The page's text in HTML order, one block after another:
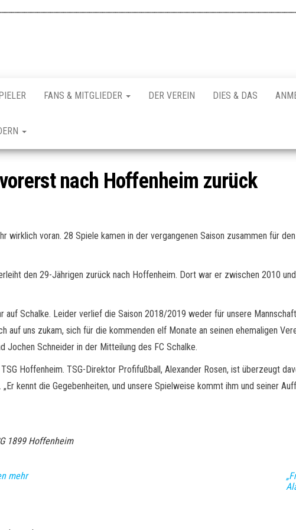
FANS & MITGLIEDER DER VEREIN DIES & DAS
nach Hoffenheim zurück
wirklich voran. 28 Spiele kamen in der vergangenen Saison zusammen für
den 29-Jährigen zurück nach Hoffenheim. Dort war er zwischen 2010
auf Schalke. Leider verlief die Saison 2018/2019 weder für unsere
auf uns zukam, sich für die kommenden elf Monate an seinen ehemaligen
Jochen Schneider in der Mitteilung des FC Schalke.
Hoffenheim. TSG-Direktor Profifußball, Alexander Rosen, ist überzeugt
kennt die Gegebenheiten, und unsere Spielweise kommt ihm und seiner
1899 Hoffenheim
mehr